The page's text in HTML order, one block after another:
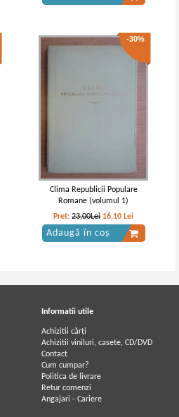
-30%
Clima Republicii Populare
Romane (volumul 1)
Pret:23,00Lei 16,10 Lei
Adaugă în coș
Informatii utile
Achizitii cărți
Achizitii viniluri, casete, CD/DVD
Contact
Cum cumpar?
Politica de livrare
Retur comenzi
Angajari - Cariere